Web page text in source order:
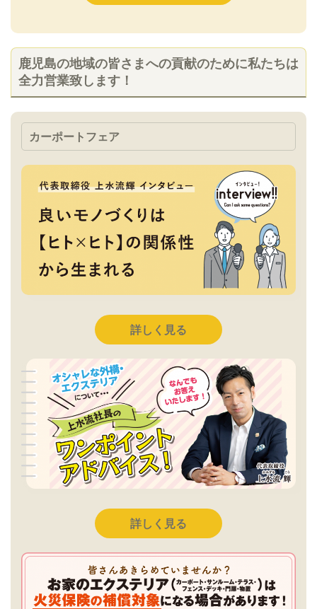
鹿児島の地域の皆さまへの貢献のために私たちは
全力営業致します！
カーポートフェア
詳しく見る
詳しく見る